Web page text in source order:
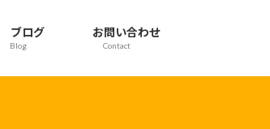
ブログ
Blog
お問い合わせ
Contact